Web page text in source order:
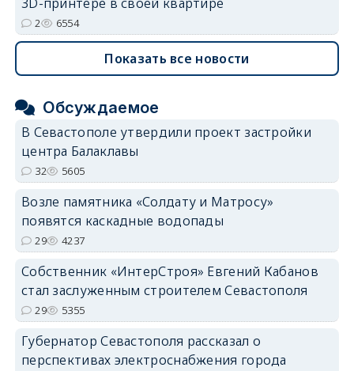
2 6554
Показать все новости
Обсуждаемое
В Севастополе утвердили проект застройки
центра Балаклавы
32 5605
Возле памятника «Солдату и Матросу»
появятся каскадные водопады
29 4237
Собственник «ИнтерСтроя» Евгений Кабанов
стал заслуженным строителем Севастополя
29 5355
Губернатор Севастополя рассказал о
перспективах электроснабжения города